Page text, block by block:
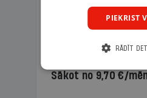
lasāmžurnāls bērniem
lasāmviela vecākiem.
Sākot no 9,70 €/
PIEKRIST
RĀDĪT